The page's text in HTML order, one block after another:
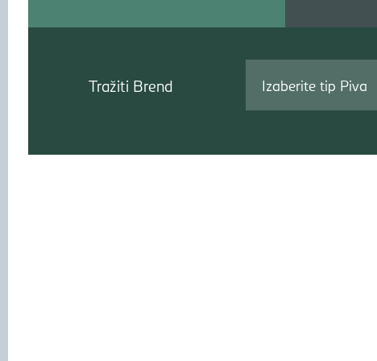
Tražiti Brend Izaberite tip Piva